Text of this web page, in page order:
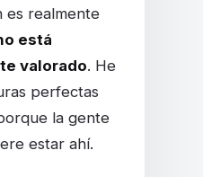
es realmente
está
valorado. He
perfectas
la gente
estar ahí.